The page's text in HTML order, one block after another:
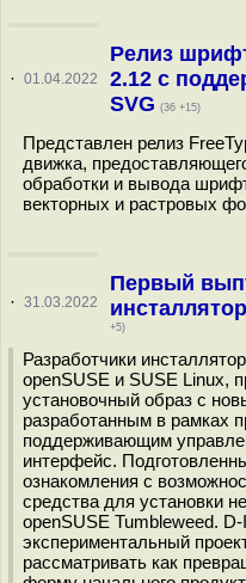
· 01.04.2022
Релиз
2.12 с
SVG (36 +15)
Представлен релиз
движка,
обработки и вывода
векторных и растровых
· 31.03.2022
Первый
+5)
Разработчики
openSUSE и SUSE Linux,
установочный образ с
разработанным в рамках
поддерживающим
интерфейс.
ознакомления с
средства для установки
openSUSE Tumbleweed.
экспериментальный
рассматривать как